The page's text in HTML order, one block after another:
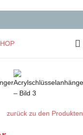
zurück zu den Produkten